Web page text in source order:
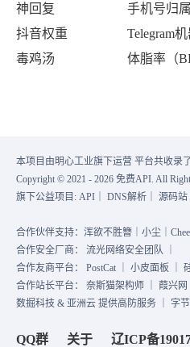
神回复
抖音权重
毒鸡汤
手机号归
Telegram
体脂率（
本项目由明心工业旗下运营 平台共收录
Copyright © 2021 - 2026 免费API. All
旗下公益项目: API DNS解析 源码站
合作伙伴支持：浑欲不胜簪｜小尘｜
合作安全厂商： 流光网络安全团队
合作友商平台： PostCat 小皮面板
合作站长平台： 奈斯猫架构师 葭兴网
数掘科技 & 亚洲云 提供高防服务 ｜ 字
QQ群 关于 辽ICP备